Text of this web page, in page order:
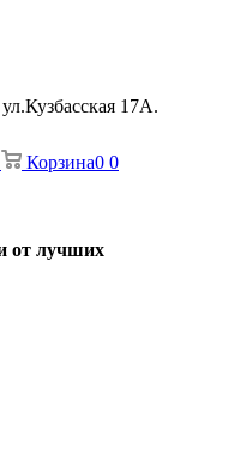
17А.
Корзина0 0
от лучших